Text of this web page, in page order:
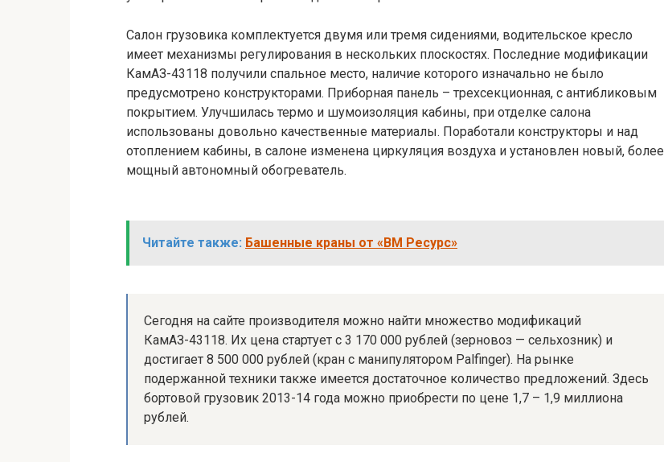
Салон грузовика комплектуется двумя или тремя сидениями, водительское кресло
имеет механизмы регулирования в нескольких плоскостях. Последние модификации
КамАЗ-43118 получили спальное место, наличие которого изначально не было
предусмотрено конструкторами. Приборная панель – трехсекционная, с антибликовым
покрытием. Улучшилась термо и шумоизоляция кабины, при отделке салона
использованы довольно качественные материалы. Поработали конструкторы и над
отоплением кабины, в салоне изменена циркуляция воздуха и установлен новый, более
мощный автономный обогреватель.
Читайте также: Башенные краны от «ВМ Ресурс»
Сегодня на сайте производителя можно найти множество модификаций
КамАЗ-43118. Их цена стартует с 3 170 000 рублей (зерновоз — сельхозник) и
достигает 8 500 000 рублей (кран с манипулятором Palfinger). На рынке
подержанной техники также имеется достаточное количество предложений. Здесь
бортовой грузовик 2013-14 года можно приобрести по цене 1,7 – 1,9 миллиона
рублей.